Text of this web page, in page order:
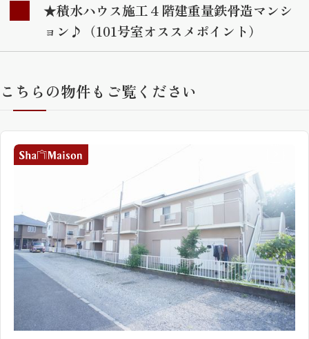
★積水ハウス施工４階建重量鉄骨造マンシ
ョン♪（101号室オススメポイント）
こちらの物件もご覧ください